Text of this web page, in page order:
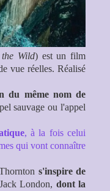
Wild) est un film
vue réelles. Réalisé
du même nom de
sauvage ou l'appel
, à la fois celui
qui vont connaître
s'inspire de
London, dont la